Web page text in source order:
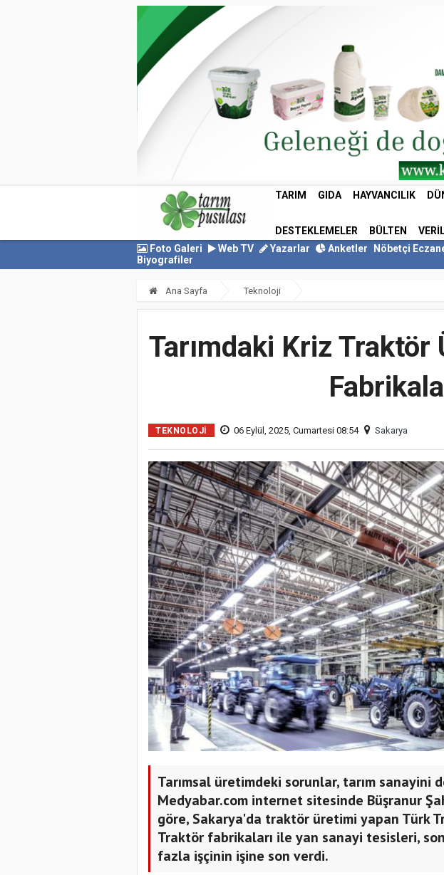
TARIM GIDA HAYVANCILIK
DESTEKLEMELER BÜLTEN
Foto Galeri
Web TV Yazarlar Anketler Nöbetçi
Biyografiler
Ana Sayfa Teknoloji
Tarımdaki Kriz
TEKNOLOJI 06 Eylül, 2025, Cumartesi 08:54 Sakarya
Tarımsal üretimdeki sorunlar, tarım sanayini
Medyabar.com internet sitesinde Büşranur
göre, Sakarya'da traktör üretimi yapan Türk
Traktör fabrikaları ile yan sanayi tesisleri,
fazla işçinin işine son verdi.